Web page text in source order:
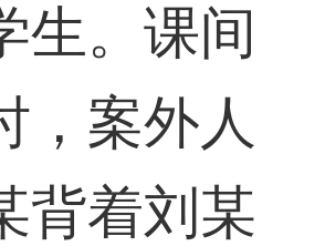
生。课间
，案外人
背着刘某